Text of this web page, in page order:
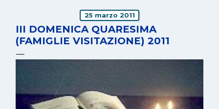
25 marzo 2011
III DOMENICA QUARESIMA
(FAMIGLIE VISITAZIONE) 2011